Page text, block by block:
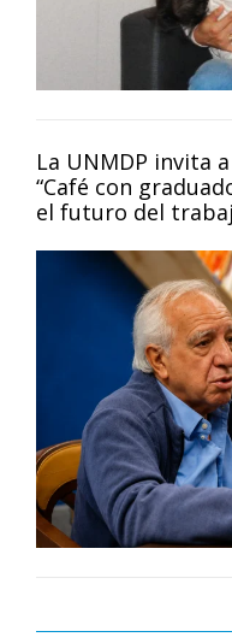
La UNMDP invita
“Café con
el futuro del